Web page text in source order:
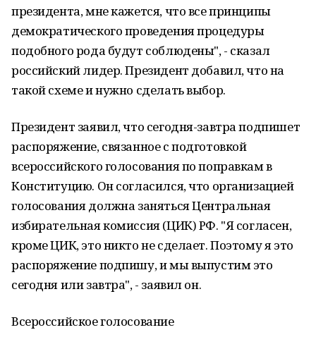
президента, мне кажется, что все принципы
демократического проведения процедуры
подобного рода будут соблюдены", - сказал
российский лидер. Президент добавил, что на
такой схеме и нужно сделать выбор.
Президент заявил, что сегодня-завтра подпишет
распоряжение, связанное с подготовкой
всероссийского голосования по поправкам в
Конституцию. Он согласился, что организацией
голосования должна заняться Центральная
избирательная комиссия (ЦИК) РФ. "Я согласен,
кроме ЦИК, это никто не сделает. Поэтому я это
распоряжение подпишу, и мы выпустим это
сегодня или завтра", - заявил он.
Всероссийское голосование